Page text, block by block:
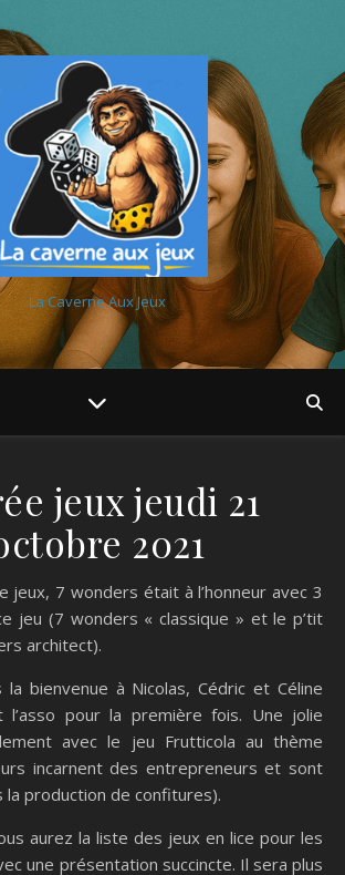
La Caverne Aux Jeux
jeux jeudi 21
2021
jeu (7 wonders « classique » et le p’tit
architect).
la bienvenue à Nicolas, Cédric et Céline
l’asso pour la première fois. Une jolie
avec le jeu Frutticola au thème
incarnent des entrepreneurs et sont
la production de confitures).
aurez la liste des jeux en lice pour les
une présentation succincte. Il sera plus